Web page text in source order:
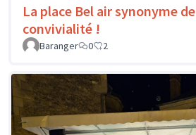
La place Bel air synonyme de
convivialité !
Baranger
0 2